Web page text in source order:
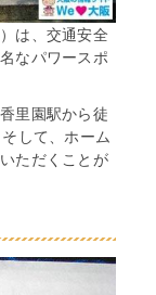
は、交通安全
なパワースポ
里園駅から徒
して、ホーム
ただくことが